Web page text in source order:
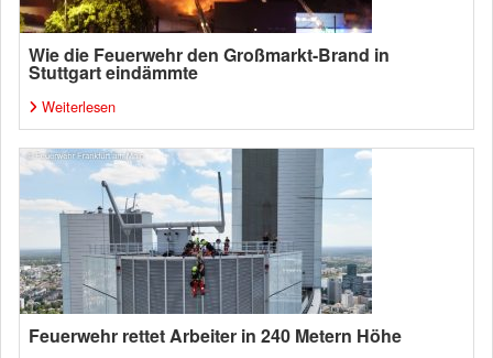
Wie die Feuerwehr den Großmarkt-Brand in
Stuttgart eindämmte
Weiterlesen
Feuerwehr rettet Arbeiter in 240 Metern Höhe